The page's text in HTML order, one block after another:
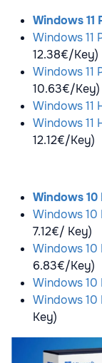
Windows 11
Windows 11
12.38€/Key)
Windows 11
10.63€/Key)
Windows 11
Windows 11
12.12€/Key)
Windows
Windows 10
7.12€/ Key)
Windows
6.83€/Key)
Windows 10
Windows 10
Key)